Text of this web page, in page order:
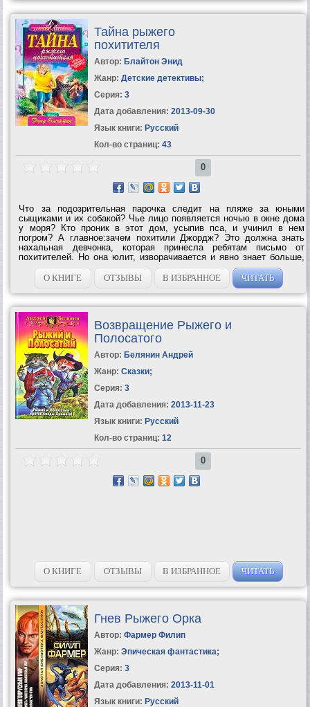
Тайна рыжего
похитителя
Автор: Блайтон Энид
Жанр: Детские детективы;
Серия: 3
Дата добавления: 2013-09-30
Язык книги: Русский
Кол-во страниц: 43
0
Что за подозрительная парочка следит на пляже за юными
сыщиками и их собакой? Чье лицо появляется ночью в окне дома
у моря? Кто проник в этот дом, усыпив пса, и учинил в нем
погром? А главное:зачем похитили Джордж? Это должна знать
нахальная девчонка, которая принесла ребятам письмо от
похитителей. Но она юлит, изворачивается и явно знает больше,
чем...
О КНИГЕ
ОТЗЫВЫ В ИЗБРАННОЕ ЧИТАТЬ
Возвращение Рыжего и
Полосатого
Автор: Белянин Андрей
Жанр: Сказки;
Серия: 3
Дата добавления: 2013-11-23
Язык книги: Русский
Кол-во страниц: 12
0
О КНИГЕ ОТЗЫВЫ В ИЗБРАННОЕ ЧИТАТЬ
Гнев Рыжего Орка
Автор: Фармер Филип
Жанр: Эпическая фантастика;
Серия: 3
Дата добавления: 2013-11-01
Язык книги: Русский